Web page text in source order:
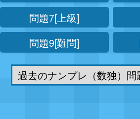
問題7[上級]
問題9[難問]